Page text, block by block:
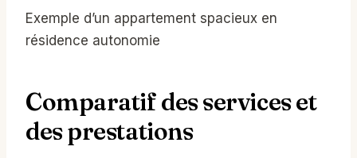
Exemple d’un appartement spacieux en
résidence autonomie
Comparatif des services et
des prestations